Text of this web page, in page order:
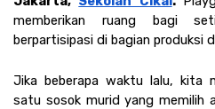
memberikan ruang bagi
berpartisipasi di bagian produksi
Jika beberapa waktu lalu, kita
satu sosok murid yang memilih